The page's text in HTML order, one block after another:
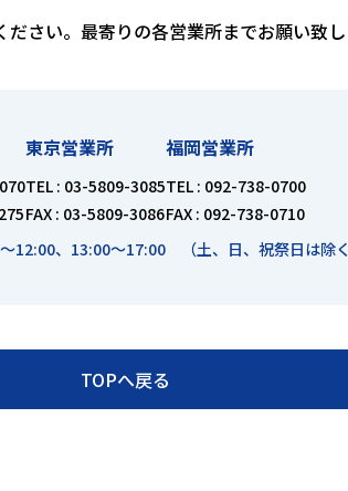
さい。最寄りの各営業所までお願い致し
東京営業所
TEL : 03-5809-3085
FAX : 03-5809-3086
福岡営業所
TEL : 092-738-0700
FAX : 092-738-0710
12:00、13:00～17:00 （土、日、祝祭日は除く
TOPへ戻る